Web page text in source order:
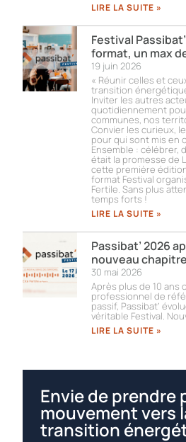
LIRE LA SUITE »
Festival
format, un max
19 juin 2026
« Réunir celles et
transition
Inviter les autres
quotidiennement
communes, nos
Convier les curieux,
pour qui sont mis en
Ensemble : célébrer,
était la promesse de
cette première
format Festival
Fertile. Sans plus
temps forts !​
LIRE LA SUITE »
Passibat’ 2026
nouveau
30 mai 2026
Après plus de 10 ans
professionnel de
passif, Passibat’
véritable Festival.
LIRE LA SUITE »
Envie de prendre
mouvement vers
transition